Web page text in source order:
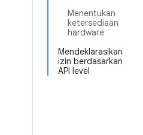
Menentukan
ketersediaan
hardware
Mendeklarasikan
izin berdasarkan
API level